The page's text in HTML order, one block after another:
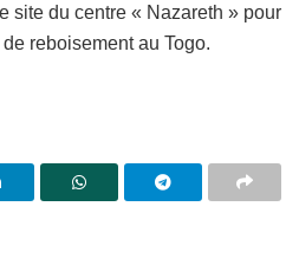
site du centre « Nazareth » pour
reboisement au Togo.